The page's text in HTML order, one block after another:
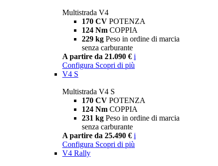
Multistrada V4
170 CV POTENZA
124 Nm COPPIA
229 kg Peso in ordine di marcia
senza carburante
A partire da 21.090 € i
Configura Scopri di più
V4 S
Multistrada V4 S
170 CV POTENZA
124 Nm COPPIA
231 kg Peso in ordine di marcia
senza carburante
A partire da 25.490 € i
Configura Scopri di più
V4 Rally